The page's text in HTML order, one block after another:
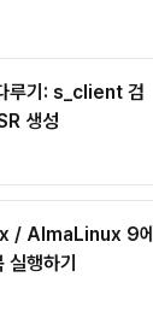
루기: s_client 검
생성
/ AlmaLinux 9에
행하기